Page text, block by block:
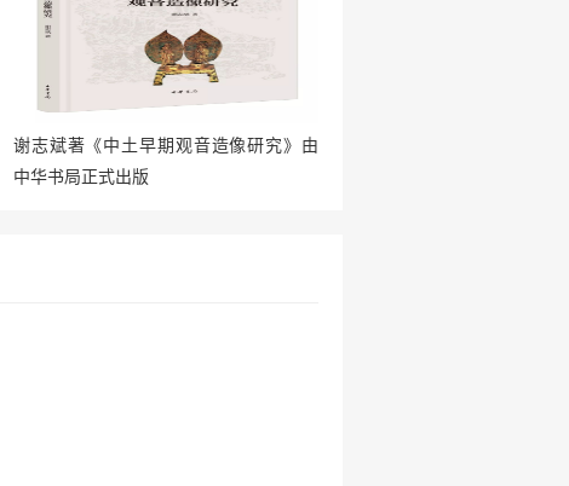
谢志斌著《中土早期观音造像研究》由
中华书局正式出版